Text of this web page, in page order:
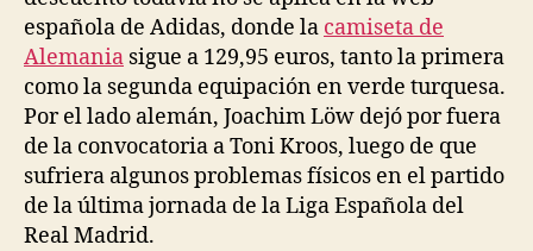
española de Adidas, donde la camiseta de
Alemania sigue a 129,95 euros, tanto la primera
como la segunda equipación en verde turquesa.
Por el lado alemán, Joachim Löw dejó por fuera
de la convocatoria a Toni Kroos, luego de que
sufriera algunos problemas físicos en el partido
de la última jornada de la Liga Española del
Real Madrid.